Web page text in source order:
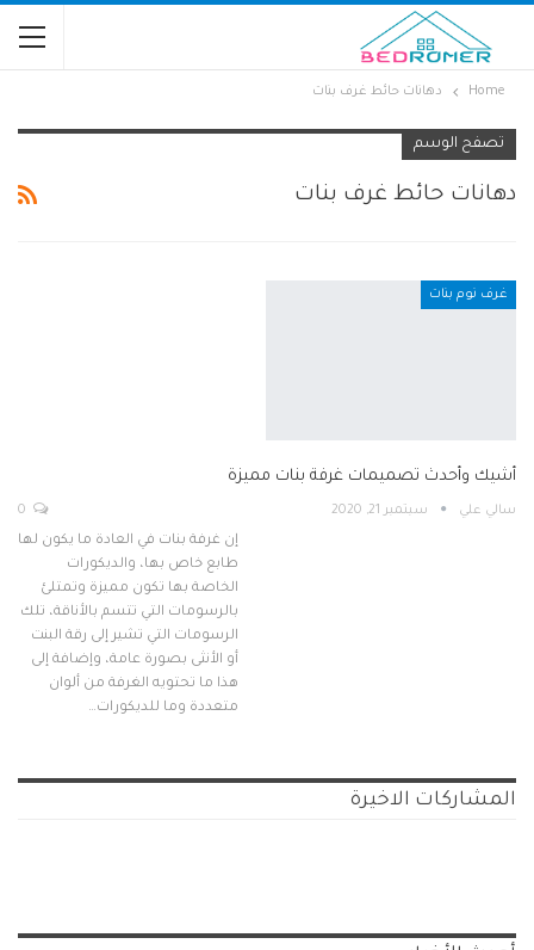
Home دهانات حائط غرف بنات
تصفح الوسم
دهانات حائط غرف بنات
غرف نوم بنات
أشيك وأحدث تصميمات غرفة بنات مميزة
ٍسالي علي سبتمبر 21, 2020
إن غرفة بنات في العادة ما يكون لها
طابع خاص بها، والديكورات
الخاصة بها تكون مميزة وتمتلئ
بالرسومات التي تتسم بالأناقة، تلك
الرسومات التي تشير إلى رقة البنت
أو الأنثى بصورة عامة، وإضافة إلى
هذا ما تحتويه الغرفة من ألوان
متعددة وما للديكورات…
المشاركات الاخيرة